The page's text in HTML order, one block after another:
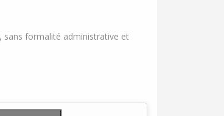
sans formalité administrative et